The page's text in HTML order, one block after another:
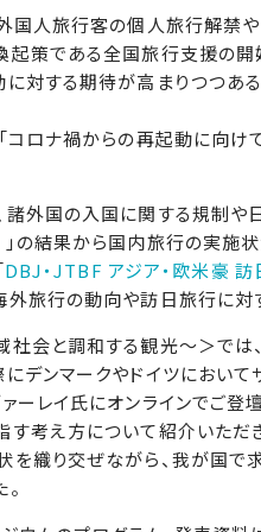
国人旅行客の個人旅行解禁
起策である全国旅行支援の開
対する期待が高まりつつあ
コロナ禍からの再起動に向け
諸外国の入国に関する規制や
」の結果から国内旅行の実施
DBJ・JTBF アジア・欧米豪
外旅行の動向や訪日旅行に対
会と調和する観光～＞では
デンマークやドイツにおい
ーレイ氏にオンラインでご登
す考え方について紹介いただ
織り交ぜながら、我が国で